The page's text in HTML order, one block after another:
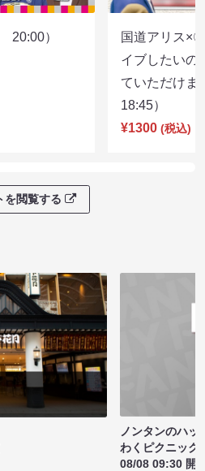
20:00）
国道アリス×
イブしたいの
ていただけ
18:45）
¥1300 (税込)
を閲覧する
ノンタンのハッ
わくピクニック
08/08 09:30 開